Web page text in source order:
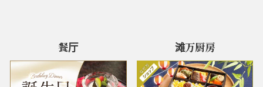
餐厅 滩万厨房